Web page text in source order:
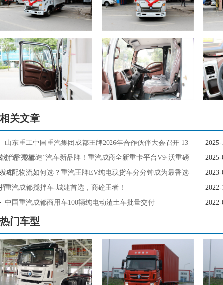
相关文章
山东重工中国重汽集团成都王牌2026年合作伙伴大会召开 13
款产品亮相
2025-
打造“成都造”汽车新品牌！重汽成商全新重卡平台V9·沃重磅
发布
2025-
城配物流如何选？重汽王牌EV纯电载货车分分钟成为最香选
择！
2023-
重汽成都搅拌车-城建首选，商砼王者！
2022-
中国重汽成都商用车100辆纯电动渣土车批量交付
2022-
热门车型